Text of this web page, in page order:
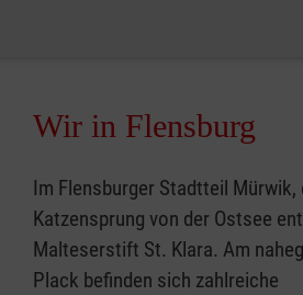
Wir in Flensburg
Im Flensburger Stadtteil Mürwik,
Katzensprung von der Ostsee
Malteserstift St. Klara. Am
Plack befinden sich zahlreiche